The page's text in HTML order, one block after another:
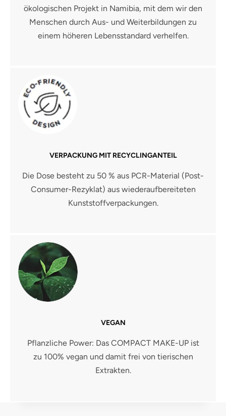
ökologischen Projekt in Namibia, mit dem wir den
Menschen durch Aus- und Weiterbildungen zu
einem höheren Lebensstandard verhelfen.
VERPACKUNG MIT RECYCLINGANTEIL
Die Dose besteht zu 50 % aus PCR-Material (Post-
Consumer-Rezyklat) aus wiederaufbereiteten
Kunststoffverpackungen.
VEGAN
Pflanzliche Power: Das COMPACT MAKE-UP ist
zu 100% vegan und damit frei von tierischen
Extrakten.